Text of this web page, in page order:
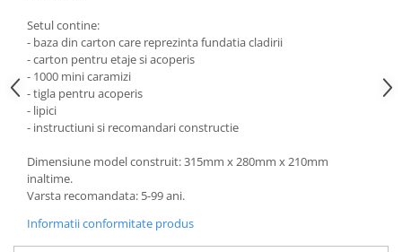
Setul contine:
- baza din carton care reprezinta fundatia cladirii
- carton pentru etaje si acoperis
- 1000 mini caramizi
- tigla pentru acoperis
- lipici
- instructiuni si recomandari constructie
Dimensiune model construit: 315mm x 280mm x 210mm
inaltime.
Varsta recomandata: 5-99 ani.
Informatii conformitate produs